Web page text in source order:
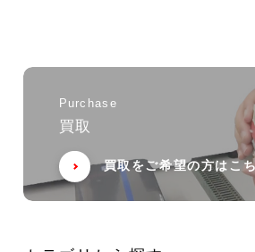
Purchase
買取
買取をご希望の方はこ